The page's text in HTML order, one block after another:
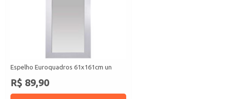
Espelho Euroquadros 61x161cm un
R$ 89,90